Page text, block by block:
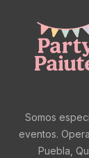
Somos
eventos.
Puebla,